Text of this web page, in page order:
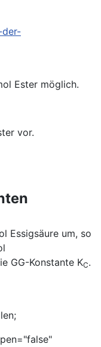
Ester möglich.
vor.
Essigsäure um, so
GG-Konstante KC.